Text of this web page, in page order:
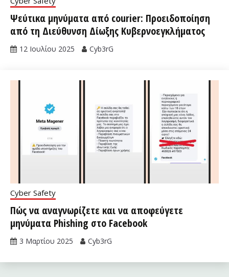
Ψεύτικα μηνύματα από courier: Προειδοποίηση
από τη Διεύθυνση Δίωξης Κυβερνοεγκλήματος
12 Ιουλίου 2025 Cyb3rG
Cyber Safety
Πώς να αναγνωρίζετε και να αποφεύγετε
μηνύματα Phishing στο Facebook
3 Μαρτίου 2025 Cyb3rG